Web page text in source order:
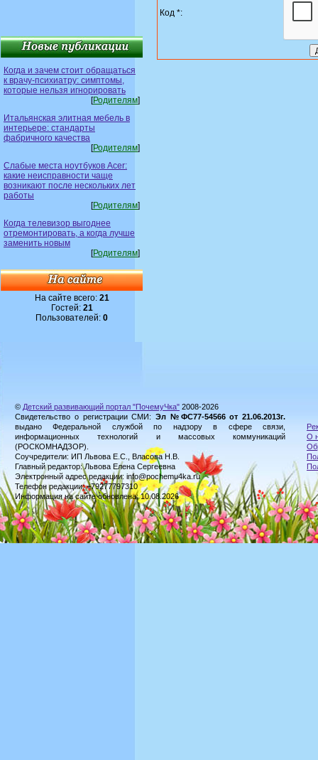
Когда и зачем стоит обращаться
к врачу-психиатру: симптомы,
которые нельзя игнорировать
[Родителям]
Итальянская элитная мебель в
интерьере: стандарты
фабричного качества
[Родителям]
Слабые места ноутбуков Acer:
какие неисправности чаще
возникают после нескольких лет
работы
[Родителям]
Когда телевизор выгоднее
отремонтировать, а когда лучше
заменить новым
[Родителям]
На сайте всего: 21
Гостей: 21
Пользователей: 0
Код *:
© Детский развивающий портал "ПочемуЧка" 2008-2026
Свидетельство о регистрации СМИ: Эл №ФС77-54566 от 21.06.2013г.
выдано Федеральной службой по надзору в сфере связи,
информационных технологий и массовых коммуникаций
(РОСКОМНАДЗОР).
Соучредители: ИП Львова Е.С., Власова Н.В.
Главный редактор: Львова Елена Сергеевна
Электронный адрес редакции: info@pochemu4ka.ru
Телефон редакции: +79277797310
Информация на сайте обновлена: 10.08.2026
О